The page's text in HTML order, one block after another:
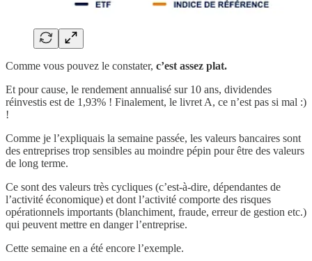
Comme vous pouvez le constater, c’est assez plat.
Et pour cause, le rendement annualisé sur 10 ans, dividendes
réinvestis est de 1,93% ! Finalement, le livret A, ce n’est pas si mal :)
!
Comme je l’expliquais la semaine passée, les valeurs bancaires sont
des entreprises trop sensibles au moindre pépin pour être des valeurs
de long terme.
Ce sont des valeurs très cycliques (c’est-à-dire, dépendantes de
l’activité économique) et dont l’activité comporte des risques
opérationnels importants (blanchiment, fraude, erreur de gestion etc.)
qui peuvent mettre en danger l’entreprise.
Cette semaine en a été encore l’exemple.